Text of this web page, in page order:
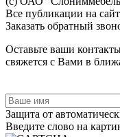
Все публикации на
Заказать обратный
Оставьте ваши
свяжется с Вами в
Защита от
Введите слово на